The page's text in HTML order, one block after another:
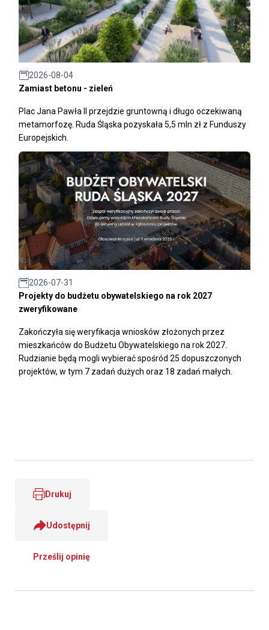
2026-08-04
Zamiast betonu - zieleń
Plac Jana Pawła II przejdzie gruntowną i długo oczekiwaną
metamorfozę. Ruda Śląska pozyskała 5,5 mln zł z Funduszy
Europejskich.
2026-07-31
Projekty do budżetu obywatelskiego na rok 2027
zweryfikowane
Zakończyła się weryfikacja wniosków złożonych przez
mieszkańców do Budżetu Obywatelskiego na rok 2027.
Rudzianie będą mogli wybierać spośród 25 dopuszczonych
projektów, w tym 7 zadań dużych oraz 18 zadań małych.
Drukuj
Udostępnij
Prześlij opinię